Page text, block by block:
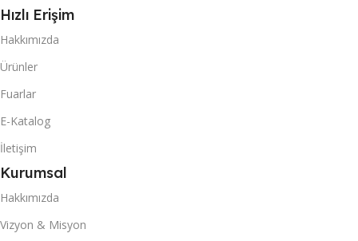
KOLI BARKOD
20 DC KONTEYNER
40 DC KONTEYNER
8466
Hızlı Erişim
Hakkımızda
Ürünler
Fuarlar
E-Katalog
İletişim
Kurumsal
Hakkımızda
Vizyon & Misyon